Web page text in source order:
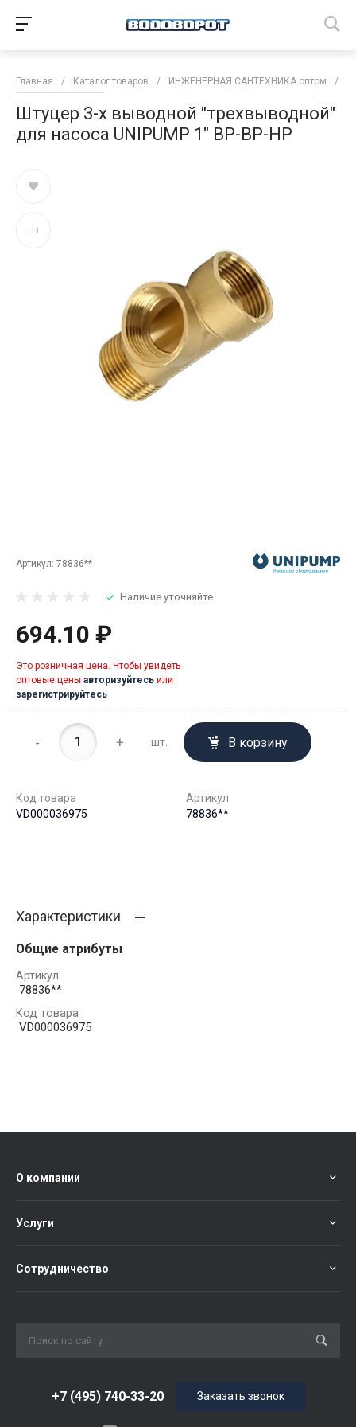
Главная / Каталог товаров / ИНЖЕНЕРНАЯ САНТЕХНИКА оптом /
Штуцер 3-х выводной "трехвыводной"
для насоса UNIPUMP 1" ВР-ВР-НР
Артикул: 78836**
Наличие уточняйте
694.10 ₽
Это розничная цена. Чтобы увидеть
оптовые цены авторизуйтесь или
зарегистрируйтесь
- + шт. В корзину
Код товара
VD000036975
Артикул
78836**
Характеристики
Общие атрибуты
Артикул
78836**
Код товара
VD000036975
О компании
Услуги
Сотрудничество
+7 (495) 740-33-20 Заказать звонок